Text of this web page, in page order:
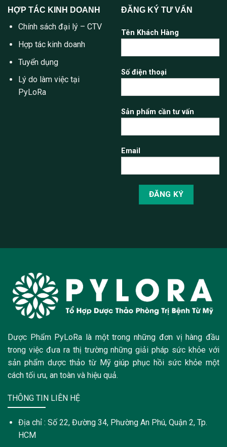
HỢP TÁC KINH DOANH
Chính sách đại lý – CTV
Hợp tác kinh doanh
Tuyển dụng
Lý do làm việc tại
PyLoRa
ĐĂNG KÝ TƯ VẤN
Tên Khách Hàng
Số điện thoại
Sản phẩm cần tư vấn
Email
Dược Phẩm PyLoRa là một trong những đơn vị hàng đầu
trong việc đưa ra thị trường những giải pháp sức khỏe với
sản phẩm dược thảo từ Mỹ giúp phục hồi sức khỏe một
cách tối ưu, an toàn và hiệu quả.
THÔNG TIN LIÊN HỆ
Địa chỉ : Số 22, Đường 34, Phường An Phú, Quận 2, Tp.
HCM